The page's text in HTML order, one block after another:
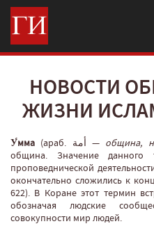
НОВОСТИ
ЖИЗНИ
У́мма (араб. أمة‎‎ — община,
община. Значение данного
проповеднической
окончательно сложились к
622). В Коране этот термин
обозначая людские
совокупности мир людей.